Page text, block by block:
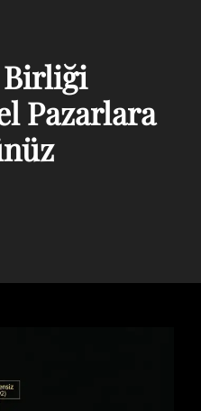
Birliği
Pazarlara